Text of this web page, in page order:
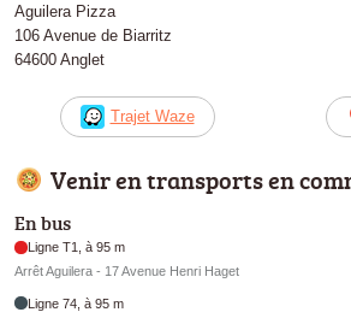
Aguilera Pizza
106 Avenue de Biarritz
64600 Anglet
Trajet Waze
Venir en transports en
En bus
Ligne T1, à 95 m
Arrêt Aguilera - 17 Avenue Henri Haget
Ligne 74, à 95 m